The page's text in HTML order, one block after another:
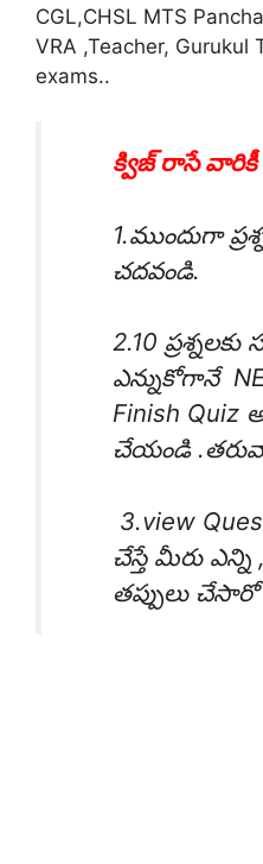
CGL,CHSL MTS
VRA ,Teacher, Gurukul
exams..
క్విజ్ రాసే వారికీ
1.ముందుగా
చదవండి.
2.10
ఎన్నుకోగానే
Finish Quiz
చేయండి
3.view
చేస్తే మీరు ఎన్ని
తప్పులు చేసారో